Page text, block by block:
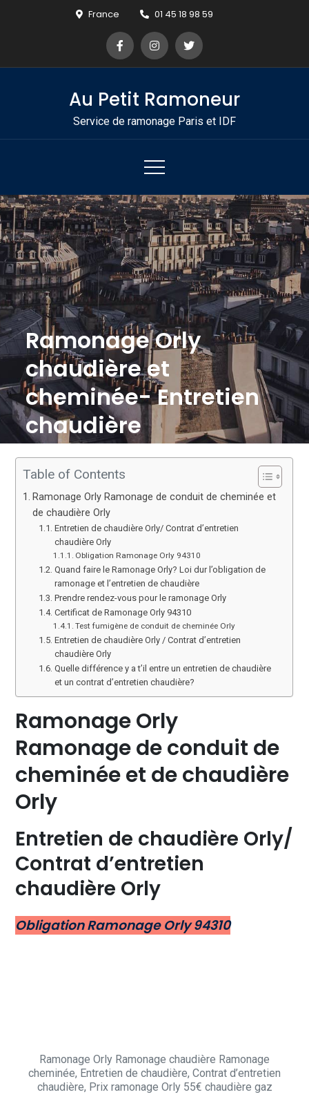
France 01 45 18 98 59
Au Petit Ramoneur
Service de ramonage Paris et IDF
Ramonage Orly
chaudière et
cheminée- Entretien
chaudière
Table of Contents
Ramonage Orly Ramonage de conduit de cheminée et
de chaudière Orly
Entretien de chaudière Orly/ Contrat d’entretien
chaudière Orly
Obligation Ramonage Orly 94310
Quand faire le Ramonage Orly? Loi dur l’obligation de
ramonage et l’entretien de chaudière
Prendre rendez-vous pour le ramonage Orly
Certificat de Ramonage Orly 94310
Test fumigène de conduit de cheminée Orly
Entretien de chaudière Orly / Contrat d’entretien
chaudière Orly
Quelle différence y a t’il entre un entretien de chaudière
et un contrat d’entretien chaudière?
Ramonage Orly
Ramonage de conduit de
cheminée et de chaudière
Orly
Entretien de chaudière Orly/
Contrat d’entretien
chaudière Orly
Obligation Ramonage Orly 94310
Ramonage Orly Ramonage chaudière Ramonage
cheminée, Entretien de chaudière, Contrat d’entretien
chaudière, Prix ramonage Orly 55€ chaudière gaz